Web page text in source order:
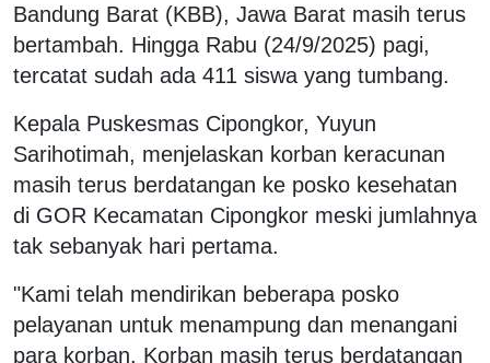
Bandung Barat (KBB), Jawa Barat masih terus
bertambah. Hingga Rabu (24/9/2025) pagi,
tercatat sudah ada 411 siswa yang tumbang.
Kepala Puskesmas Cipongkor, Yuyun
Sarihotimah, menjelaskan korban keracunan
masih terus berdatangan ke posko kesehatan
di GOR Kecamatan Cipongkor meski jumlahnya
tak sebanyak hari pertama.
"Kami telah mendirikan beberapa posko
pelayanan untuk menampung dan menangani
para korban. Korban masih terus berdatangan